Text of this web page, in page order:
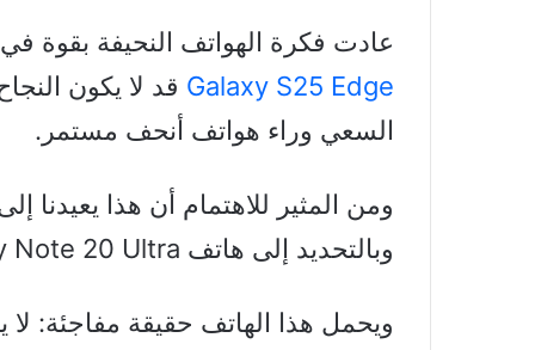
عادت فكرة الهواتف النحيفة بقوة في عام 2025. وعلى الرغم
Galaxy S25 Edge قد لا يكون
السعي وراء هواتف أنحف مستمر.
وبالتحديد إلى هاتف Galaxy Note 20 Ultra.
ويحمل هذا الهاتف حقيقة مفاجئة: لا